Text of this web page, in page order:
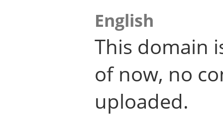
English
This domain
of now, no
uploaded.